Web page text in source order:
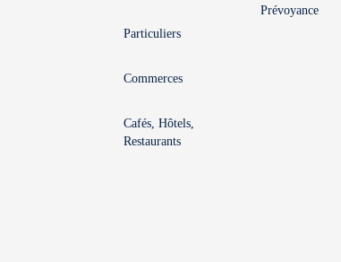
Particuliers
Commerces
Cafés, Hôtels,
Restaurants
Prévoyance